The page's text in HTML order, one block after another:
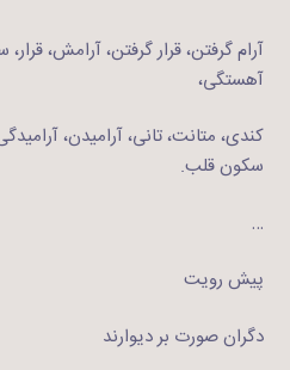
آرام گرفتن، قرار گرفتن، آرامش،
آهستگی،
کندی، متانت، تانی، آرامیدن،
سکون قلب.
…
پیش رویت
دگران صورت بر دیوارند